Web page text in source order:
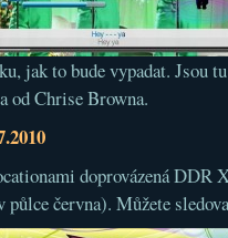
jak to bude vypadat. Jsou
od Chrise Browna.
doprovázená DDR
půlce června). Můžete